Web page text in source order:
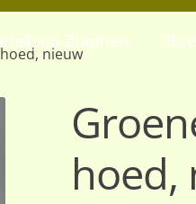
Zutphen
nieuw
hoed,